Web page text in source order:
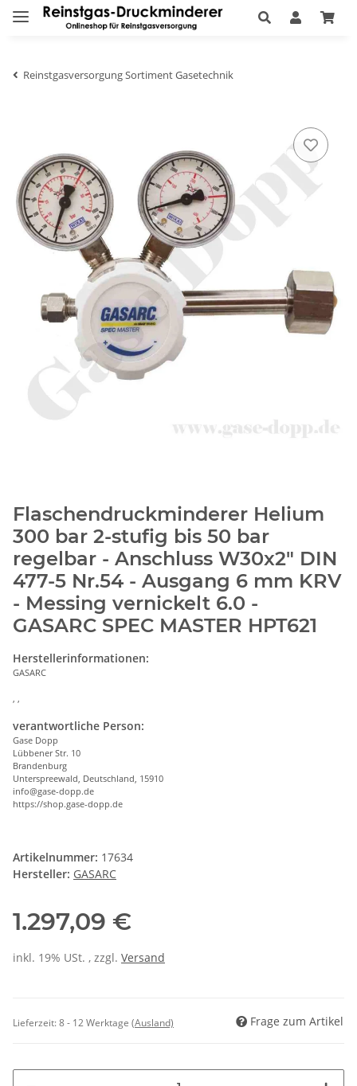
Reinstgasversorgung Sortiment Gasetechnik
Flaschendruckminderer Helium
300 bar 2-stufig bis 50 bar
regelbar - Anschluss W30x2" DIN
477-5 Nr.54 - Ausgang 6 mm KRV
- Messing vernickelt 6.0 -
GASARC SPEC MASTER HPT621
Herstellerinformationen:
GASARC
verantwortliche Person:
Gase Dopp
Lübbener Str. 10
Brandenburg
Unterspreewald, Deutschland, 15910
info@gase-dopp.de
https://shop.gase-dopp.de
Artikelnummer: 17634
Hersteller: GASARC
1.297,09 €
inkl. 19% USt. , zzgl. Versand
Lieferzeit:8 - 12 Werktage (Ausland) Frage zum Artikel